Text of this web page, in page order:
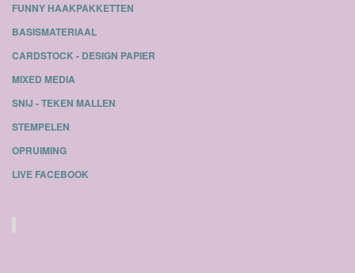
FUNNY HAAKPAKKETTEN
BASISMATERIAAL
CARDSTOCK - DESIGN PAPIER
MIXED MEDIA
SNIJ - TEKEN MALLEN
STEMPELEN
OPRUIMING
LIVE FACEBOOK